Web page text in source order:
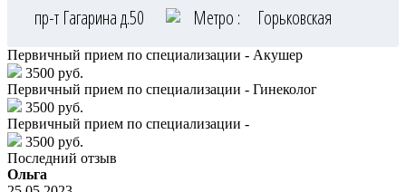
пр-т Гагарина д.50 Метро : Горьковская
Первичный прием по специализации - Акушер
3500 руб.
Первичный прием по специализации - Гинеколог
3500 руб.
Первичный прием по специализации -
3500 руб.
Последний отзыв
Ольга